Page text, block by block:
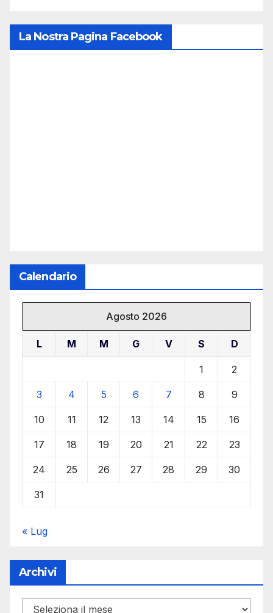
La Nostra Pagina Facebook
Calendario
Agosto 2026
L M M G V S D
1 2
3 4 5 6 7 8 9
10 11 12 13 14 15 16
17 18 19 20 21 22 23
24 25 26 27 28 29 30
31
« Lug
Archivi
Archivi